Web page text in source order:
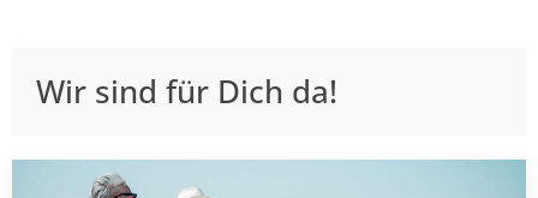
Wir sind für Dich da!